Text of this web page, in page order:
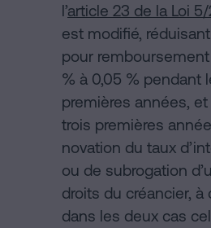
l’article 23 de la Loi 5/
est modifié,
pour remboursement
% à 0,05 % pendant
premières années,
trois premières
novation du taux
ou de subrogation
droits du créancier,
dans les deux cas